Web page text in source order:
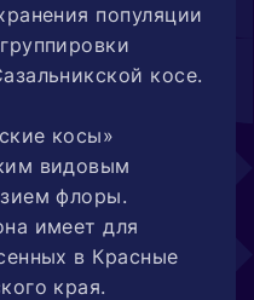
популяции
косе.
косы»
видовым
флоры.
имеет для
в Красные
края.